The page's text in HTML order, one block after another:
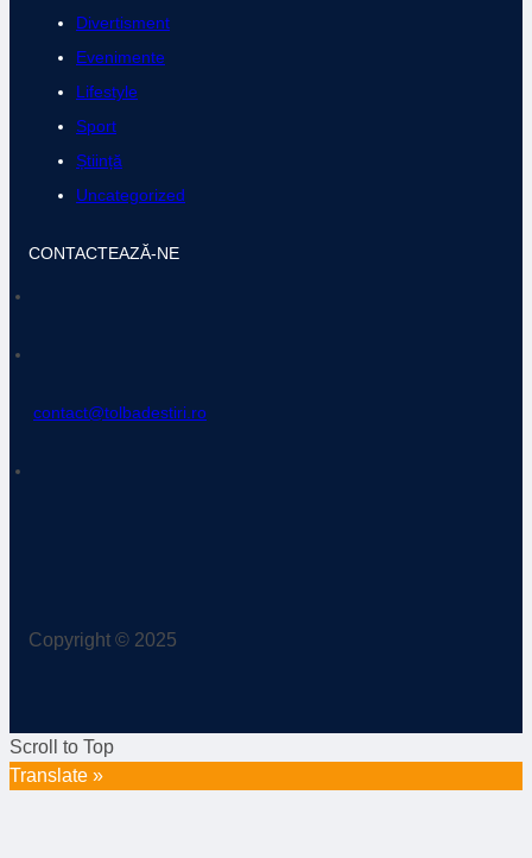
Divertisment
Evenimente
Lifestyle
Sport
Știință
Uncategorized
CONTACTEAZĂ-NE
contact@tolbadestiri.ro
Copyright © 2025
Scroll to Top
Translate »